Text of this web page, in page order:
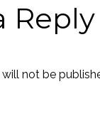
Reply
not be